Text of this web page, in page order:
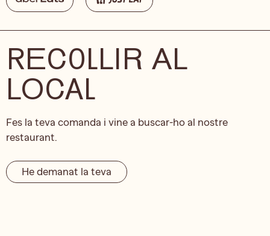
RECOLLIR AL
LOCAL
Fes la teva comanda i vine a buscar-ho al nostre
restaurant.
He demanat la teva